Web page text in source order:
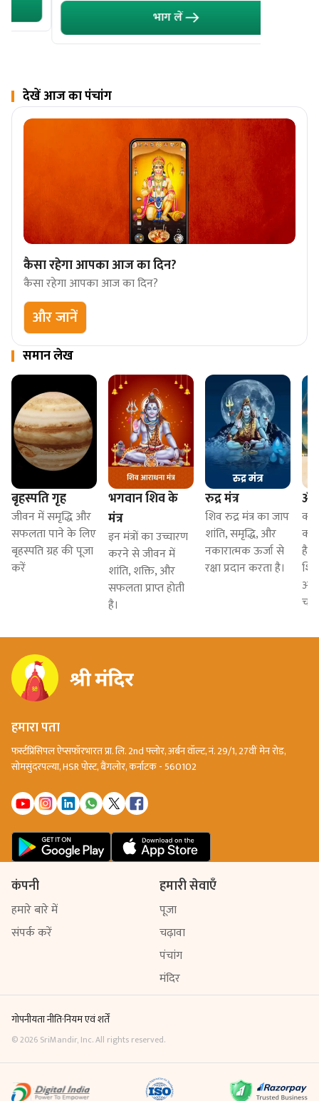
देखें आज का पंचांग
कैसा रहेगा आपका आज का दिन?
कैसा रहेगा आपका आज का दिन?
और जानें
समान लेख
बृहस्पति गृह
जीवन में समृद्धि और
सफलता पाने के लिए
बृहस्पति ग्रह की पूजा
करें
भगवान शिव के
मंत्र
इन मंत्रों का उच्चारण
करने से जीवन में
शांति, शक्ति, और
सफलता प्राप्त होती
है।
रुद्र मंत्र
शिव रुद्र मंत्र का जाप
शांति, समृद्धि, और
नकारात्मक ऊर्जा से
रक्षा प्रदान करता है।
ॐ
का
है
हमारा पता
फर्स्टप्रिंसिपल ऐप्सफॉरभारत प्रा. लि. 2nd फ्लोर, अर्बन वॉल्ट, नं. 29/1, 27वीं मेन रोड,
सोमसुंदरपल्या, HSR पोस्ट, बैंगलोर, कर्नाटक - 560102
कंपनी
हमारे बारे में
संपर्क करें
हमारी सेवाएँ
पूजा
चढ़ावा
पंचांग
मंदिर
गोपनीयता नीति·नियम एवं शर्तें
©2026 SriMandir, Inc. All rights reserved.